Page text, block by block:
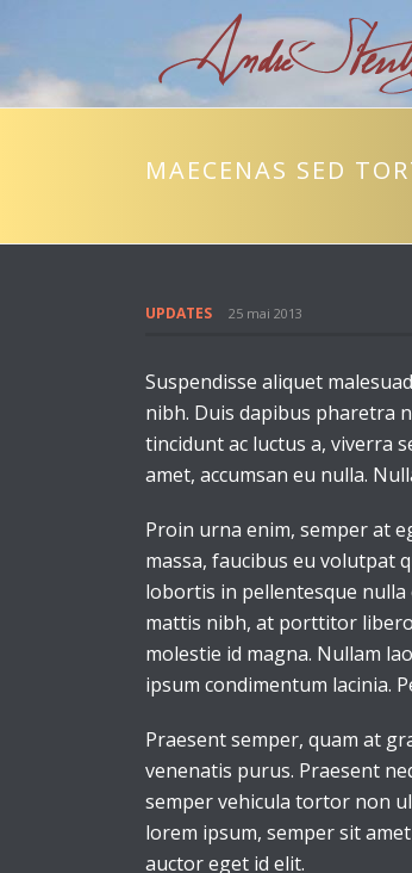
MAECENAS SED
UPDATES 25 mai 2013
Suspendisse aliquet
nibh. Duis dapibus pharetra
tincidunt ac luctus a, viverra
amet, accumsan eu nulla.
Proin urna enim, semper at
massa, faucibus eu volutpat
lobortis in pellentesque
mattis nibh, at porttitor
molestie id magna. Nullam
ipsum condimentum lacinia.
Praesent semper, quam at
venenatis purus. Praesent
semper vehicula tortor non
lorem ipsum, semper sit
auctor eget id elit.